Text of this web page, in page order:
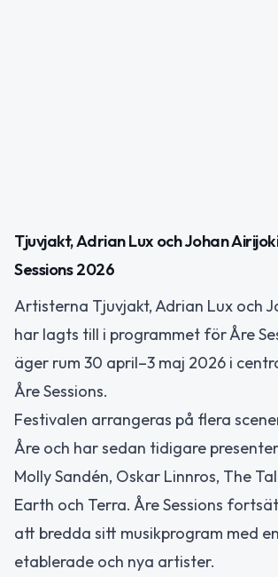
Tjuvjakt, Adrian Lux och Johan
Sessions 2026
Artisterna Tjuvjakt, Adrian Lux och
har lagts till i programmet för Åre
äger rum 30 april–3 maj 2026 i
Åre Sessions.
Festivalen arrangeras på flera
Åre och har sedan tidigare
Molly Sandén, Oskar Linnros, The
Earth och Terra. Åre Sessions
att bredda sitt musikprogram med
etablerade och nya artister.